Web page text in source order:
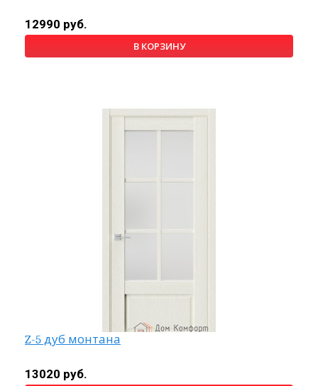
12990 руб.
В КОРЗИНУ
Z-5 дуб монтана
13020 руб.